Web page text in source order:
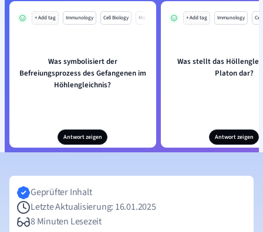
+ Add tag Immunology Cell Biology Mo
Was symbolisiert der
Befreiungsprozess des Gefangenen im
Höhlengleichnis?
Antwort zeigen
+ Add tag Immunology
Was stellt das
Platon dar?
Antwort zeigen
Geprüfter Inhalt
Letzte Aktualisierung: 16.01.2025
8 Minuten Lesezeit